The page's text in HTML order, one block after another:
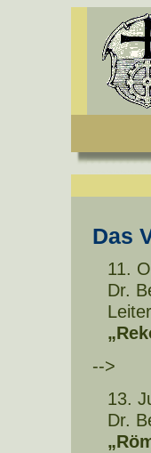
Das
11.
Dr.
-->
13.
Dr.